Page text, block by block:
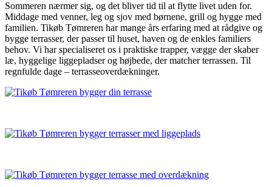
Sommeren nærmer sig, og det bliver tid til at flytte livet uden for.
Middage med venner, leg og sjov med børnene, grill og hygge med
familien. Tikøb Tømreren har mange års erfaring med at rådgive og
bygge terrasser, der passer til huset, haven og de enkles familiers
behov. Vi har specialiseret os i praktiske trapper, vægge der skaber
læ, hyggelige liggepladser og højbede, der matcher terrassen. Til
regnfulde dage – terrasseoverdækninger.